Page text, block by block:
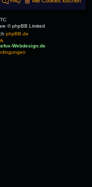
© phpBB Limited
phpBB.de
Webdesign.de